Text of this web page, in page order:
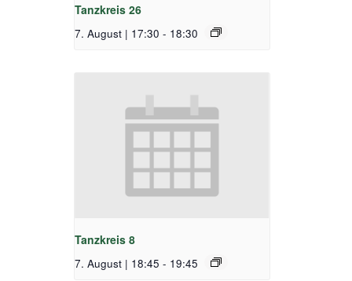
Tanzkreis 26
7. August | 17:30 - 18:30
Tanzkreis 8
7. August | 18:45 - 19:45